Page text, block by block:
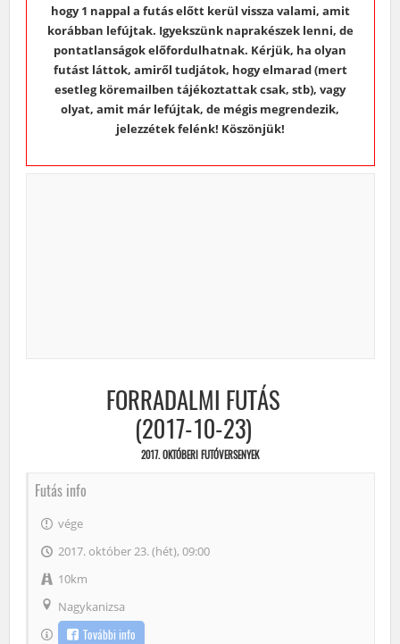
hogy 1 nappal a futás előtt kerül vissza valami, amit
korábban lefújtak. Igyekszünk naprakészek lenni, de
pontatlanságok előfordulhatnak. Kérjük, ha olyan
futást láttok, amiről tudjátok, hogy elmarad (mert
esetleg köremailben tájékoztattak csak, stb), vagy
olyat, amit már lefújtak, de mégis megrendezik,
jelezzétek felénk! Köszönjük!
FORRADALMI FUTÁS
(2017-10-23)
2017. OKTÓBERI FUTÓVERSENYEK
Futás info
vége
2017. október 23. (hét), 09:00
10km
Nagykanizsa
További info